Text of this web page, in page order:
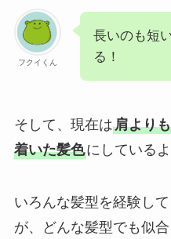
フクイくん
長いのも短
る！
そして、現在は肩より
着いた髪色にしているよ
いろんな髪型を経験し
が、どんな髪型でも似合